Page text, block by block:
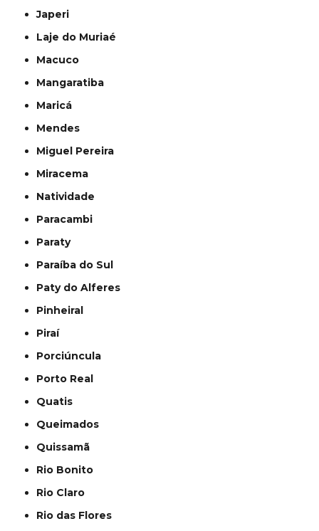
Japeri
Laje do Muriaé
Macuco
Mangaratiba
Maricá
Mendes
Miguel Pereira
Miracema
Natividade
Paracambi
Paraty
Paraíba do Sul
Paty do Alferes
Pinheiral
Piraí
Porciúncula
Porto Real
Quatis
Queimados
Quissamã
Rio Bonito
Rio Claro
Rio das Flores